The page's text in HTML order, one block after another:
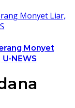
Monyet
U-NEWS